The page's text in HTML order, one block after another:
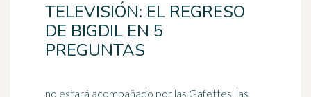
TELEVISIÓN: EL REGRESO
DE BIGDIL EN 5
PREGUNTAS
no estará acompañado por las Gafettes, las